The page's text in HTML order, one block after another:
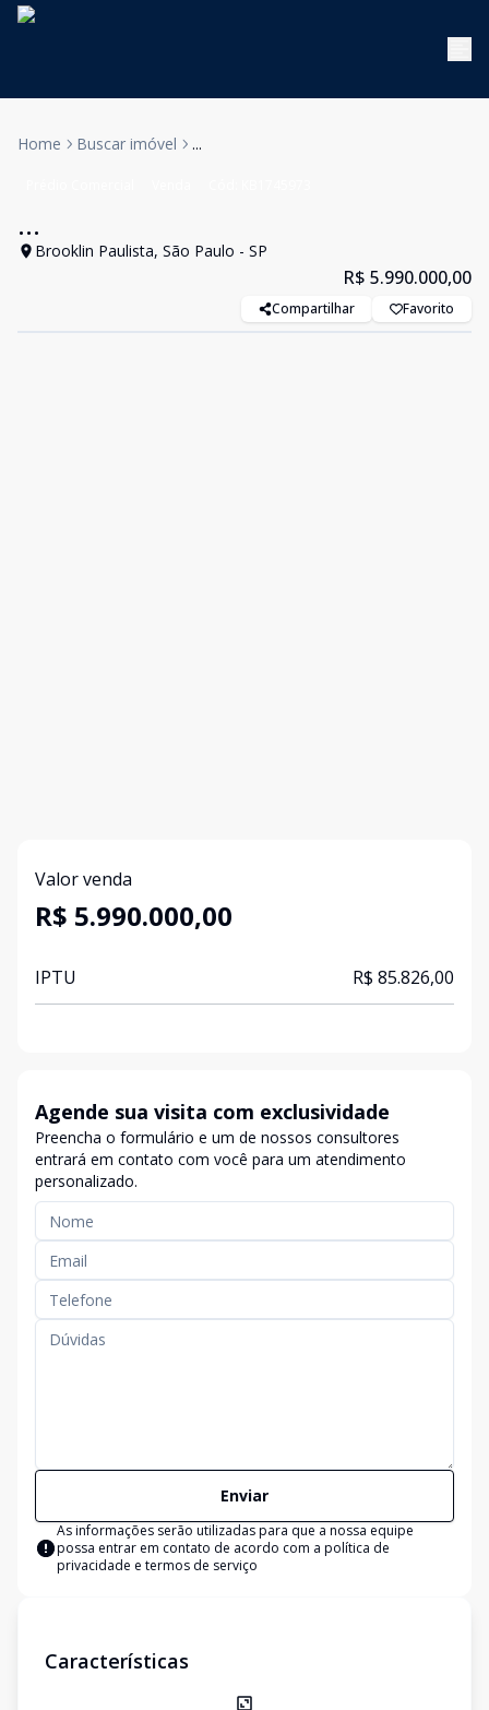
Home Buscar imóvel ...
...
Brooklin Paulista, São Paulo - SP
R$ 5.990.000,00
Compartilhar Favorito
Valor venda
R$ 5.990.000,00
IPTU R$ 85.826,00
Agende sua visita com exclusividade
Preencha o formulário e um de nossos consultores
entrará em contato com você para um atendimento
personalizado.
Enviar
As informações serão utilizadas para que a nossa equipe
possa entrar em contato de acordo com a política de
privacidade e termos de serviço
Características